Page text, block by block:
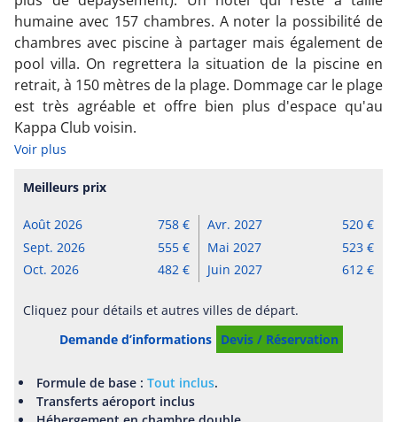
humaine avec 157 chambres. A noter la possibilité de
chambres avec piscine à partager mais également de
pool villa. On regrettera la situation de la piscine en
retrait, à 150 mètres de la plage. Dommage car le plage
est très agréable et offre bien plus d'espace qu'au
Kappa Club voisin.
Voir plus
Demande d’informations Devis / Réservation
Meilleurs prix
Août 2026
758
Sept. 2026
555
Oct. 2026
482
Avr. 2027
520
Mai 2027
523
Juin 2027
612
Cliquez pour détails et autres villes de départ.
Formule de base :Tout inclus.
Transferts aéroport inclus